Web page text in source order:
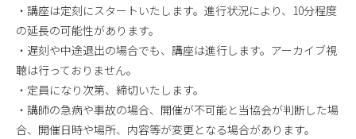
・講座は定刻にスタートいたします。進行状況により、10分程度
の延長の可能性があります。
・遅刻や中途退出の場合でも、講座は進行します。アーカイブ視
聴は行っておりません。
・定員になり次第、締切いたします。
・講師の急病や事故の場合、開催が不可能と当協会が判断した場
合、開催日時や場所、内容等が変更となる場合があります。